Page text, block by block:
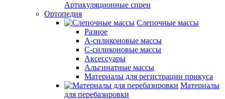
Артикуляционные спреи
Ортопедия
Слепочные массы
Разное
А-силиконовые массы
С-силиконовые массы
Аксессуары
Альгинатные массы
Материалы для регистрации прикуса
Материалы
для перебазировки